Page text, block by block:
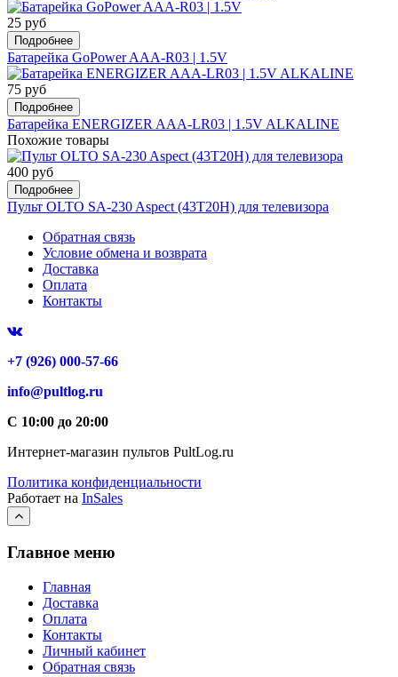
25 руб
Подробнее
Батарейка GoPower AAA-R03 | 1.5V
75 руб
Подробнее
Батарейка ENERGIZER AAA-LR03 | 1.5V ALKALINE
Похожие товары
400 руб
Подробнее
Пульт OLTO SA-230 Aspect (43T20H) для телевизора
Обратная связь
Условие обмена и возврата
Доставка
Оплата
Контакты
+7 (926) 000-57-66
info@pultlog.ru
С 10:00 до 20:00
Интернет-магазин пультов PultLog.ru
Политика конфиденциальности
Работает на InSales
Главное меню
Главная
Доставка
Оплата
Контакты
Личный кабинет
Обратная связь